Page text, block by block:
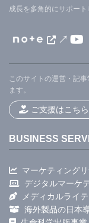
成長を多角的にサポート
このサイトの運営・記
ます。
ご支援はこちら
BUSINESS
マーケティング
デジタルマーケ
メディカルライ
海外製品の日本